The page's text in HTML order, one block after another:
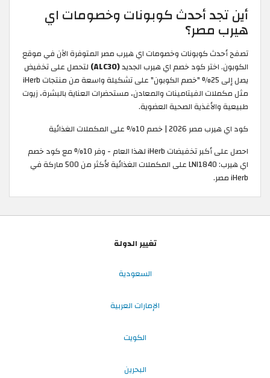
أين تجد أحدث كوبونات وخصومات اي
هيرب مصر؟
تصفح أحدث كوبونات وخصومات اي هيرب مصر المتوفرة الآن في موقع
الكوبون. اختر كود خصم اي هيرب الجديد(ALC30)
لتحصل على تخفيض
يصل إلى 25% "خصم الكوبون" على تشكيلة واسعة من منتجات iHerb
مثل مكملات الفيتامينات والمعادن، مستحضرات العناية بالبشرة، زيوت
طبيعية والأغذية الصحية العضوية.
كود اي هيرب مصر 2026 | خصم 10% على المكملات الغذائية
احصل على أكبر تخفيضات iHerb لهذا العام - وفر 10% مع كود خصم
اي هيرب: LNI1840 على المكملات الغذائية لأكثر من 500 ماركة في
iHerb مصر.
تغيير الدولة
السعودية
الإمارات العربية
الكويت
البحرين